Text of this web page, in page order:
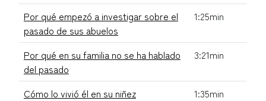
Por qué empezó a investigar sobre el
pasado de sus abuelos
1:25min
Por qué en su familia no se ha hablado
del pasado
3:21min
Cómo lo vivió él en su niñez
1:35min